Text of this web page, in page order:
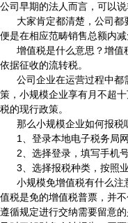
公司早期的法人而言，可以说
大家肯定都清楚，公司
便是在相应范畴销售总额内减
增值税是什么意思？增值
依据征收的流转税。
公司企业在运营过程中都
策，小规模企业享有月不超
税的现行政策。
那么小规模企业如何报税
1 、登录本地电子税务局网
2、选择登录，填写手机
3、选择报税种类，按照
小规模免增值税有什么注
值税是免的增值税普票，并
遵循规定进行交纳需要留意